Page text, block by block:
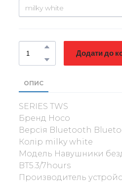
Додати до
ОПИС
SERIES TWS
Бренд Hoco
Версія Bluetooth
Колір milky white
Модель Навушники
BT5.3/7hours
Производитель